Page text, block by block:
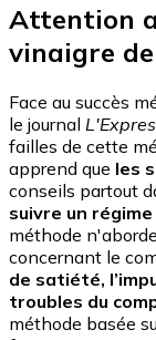
Attention
vinaigre
Face au succès
le journal
failles de cette
apprend que les
conseils partout
suivre un
méthode
concernant le
de satiété,
troubles du
méthode basée